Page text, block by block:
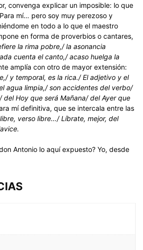
convenga explicar un imposible: lo que
mí… pero soy muy perezoso y
en todo a lo que el maestro
en forma de proverbios o cantares,
la rima pobre,/ la asonancia
cuenta el canto,/ acaso huelga la
amplía con otro de mayor extensión:
y temporal, es la rica./ El adjetivo y el
agua limpia,/ son accidentes del verbo/
del Hoy que será Mañana/ del Ayer que
mí definitiva, que se intercala entre las
libre, verso libre…/ Líbrate, mejor, del
Antonio lo aquí expuesto? Yo, desde